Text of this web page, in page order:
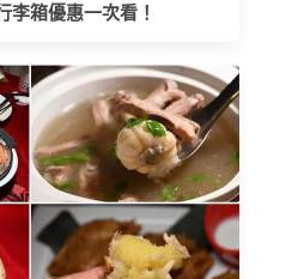
李箱優惠一次看！